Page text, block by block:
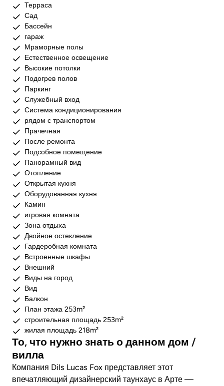
Терраса
Сад
Бассейн
гараж
Мраморные полы
Естественное освещение
Высокие потолки
Подогрев полов
Паркинг
Служебный вход
Система кондиционирования
рядом с транспортом
Прачечная
После ремонта
Подсобное помещение
Панорамный вид
Отопление
Открытая кухня
Оборудованная кухня
Камин
игровая комната
Зона отдыха
Двойное остекление
Гардеробная комната
Встроенные шкафы
Внешний
Виды на город
Вид
Балкон
План этажа 253m²
строительная площадь 253m²
жилая площадь 218m²
То, что нужно знать о данном дом /
вилла
Компания Dils Lucas Fox представляет этот
впечатляющий дизайнерский таунхаус в Арте —